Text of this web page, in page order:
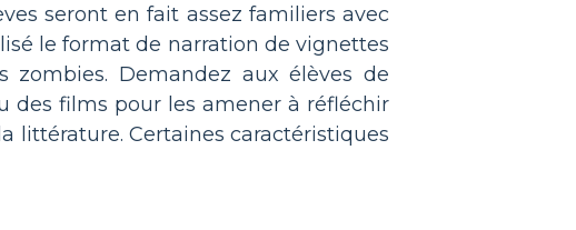
seront en fait assez familiers avec
le format de narration de vignettes
Demandez aux élèves de
des films pour les amener à réfléchir
littérature. Certaines caractéristiques